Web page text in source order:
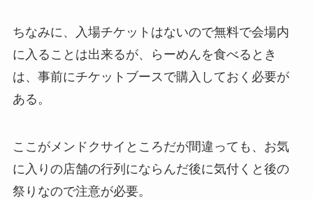
ちなみに、入場チケットはないので無料で会場内
に入ることは出来るが、らーめんを食べるとき
は、事前にチケットブースで購入しておく必要が
ある。
ここがメンドクサイところだが間違っても、お気
に入りの店舗の行列にならんだ後に気付くと後の
祭りなので注意が必要。